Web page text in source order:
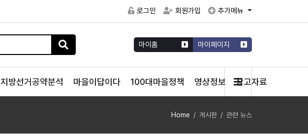
로그인 회원가입 추가메뉴
마이홈 마이페이지
지방선거공약분석 마을이답이다 100대마을정책 영상정보 참고자료
Home 게시판 관련 뉴스